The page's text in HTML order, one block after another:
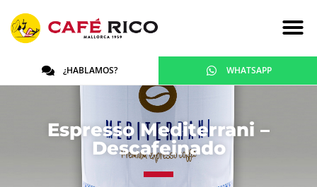
¿HABLAMOS? WHATSAPP
Espresso Mediterrani –
Descafeinado